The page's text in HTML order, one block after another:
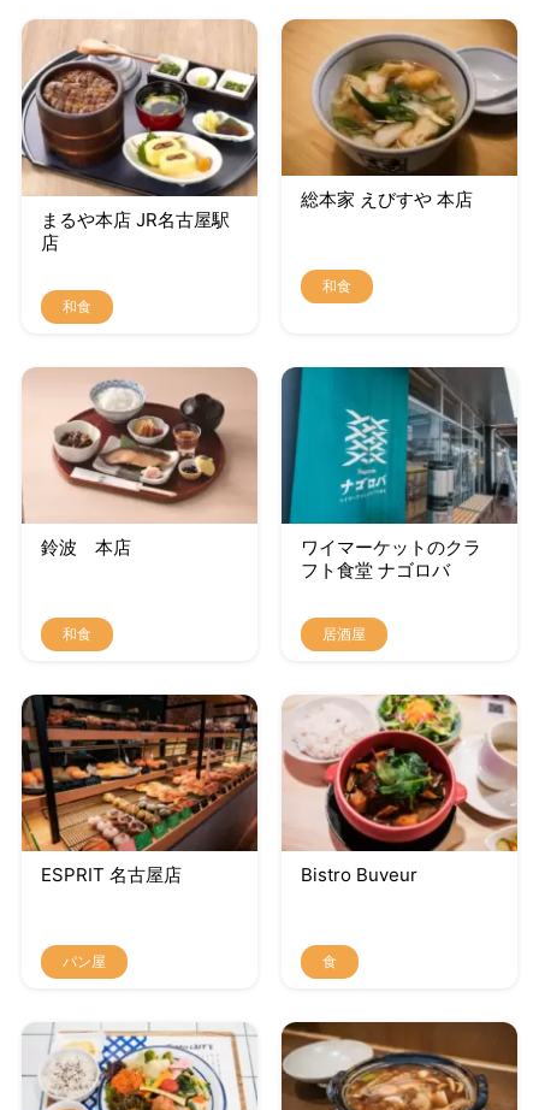
まるや本店 JR名古屋駅
店
和食
総本家 えびすや 本店
和食
鈴波 本店
和食
ワイマーケットのクラ
フト食堂 ナゴロバ
居酒屋
ESPRIT 名古屋店
パン屋
Bistro Buveur
食